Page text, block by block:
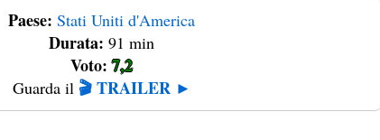
Paese: Stati Uniti d'America
Durata: 91 min
Voto: 7,2
Guarda il 🎬 TRAILER ►